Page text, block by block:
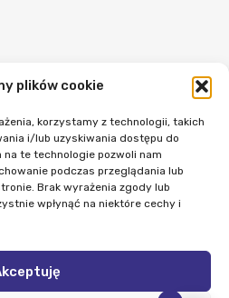
plików cookie
korzystamy z technologii, takich
i/lub uzyskiwania dostępu do
te technologie pozwoli nam
podczas przeglądania lub
Brak wyrażenia zgody lub
wpłynąć na niektóre cechy i